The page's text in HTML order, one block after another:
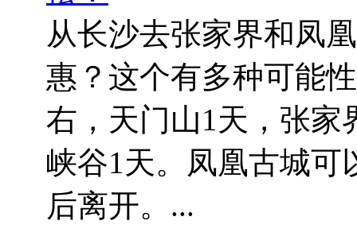
从长沙去张家界和凤
惠？这个有多种可能
右，天门山1天，张家
峡谷1天。凤凰古城可
后离开。...